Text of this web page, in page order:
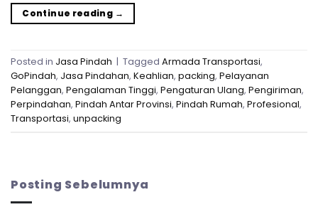
Continue reading →
Posted in Jasa Pindah Tagged Armada Transportasi,
GoPindah, Jasa Pindahan, Keahlian, packing, Pelayanan
Pelanggan, Pengalaman Tinggi, Pengaturan Ulang, Pengiriman,
Perpindahan, Pindah Antar Provinsi, Pindah Rumah, Profesional,
Transportasi, unpacking
Posting Sebelumnya